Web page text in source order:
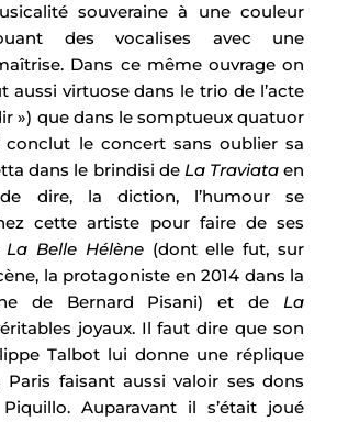
souveraine à une couleur
des vocalises avec une
Dans ce même ouvrage on
aussi virtuose dans le trio de l’acte
») que dans le somptueux quatuor
conclut le concert sans oublier sa
dans le brindisi de La Traviataen
dire, la diction, l’humour se
cette artiste pour faire de ses
La Belle Hélène(dont elle fut, sur
la protagoniste en 2014 dans la
de Bernard Pisani) et de La
joyaux. Il faut dire que son
Talbot lui donne une réplique
faisant aussi valoir ses dons
Auparavant il s’était joué